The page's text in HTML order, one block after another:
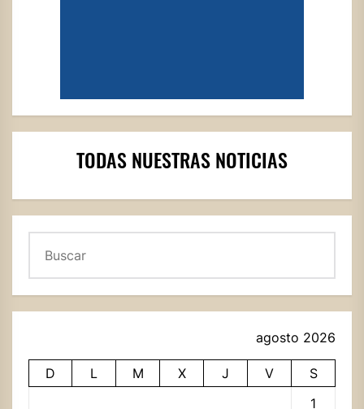
TODAS NUESTRAS NOTICIAS
agosto 2026
D L M X J V
S
1